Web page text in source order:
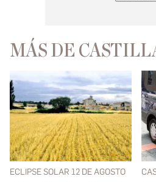
MÁS DE
ECLIPSE SOLAR 12 DE AGOSTO